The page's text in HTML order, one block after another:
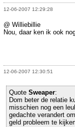
12-06-2007 12:29:28
@ Williebillie
Nou, daar ken ik ook
12-06-2007 12:30:51
Quote Sweaper:
Dom beter de relatie
misschien nog een
gedachte verandert
geld probleem te